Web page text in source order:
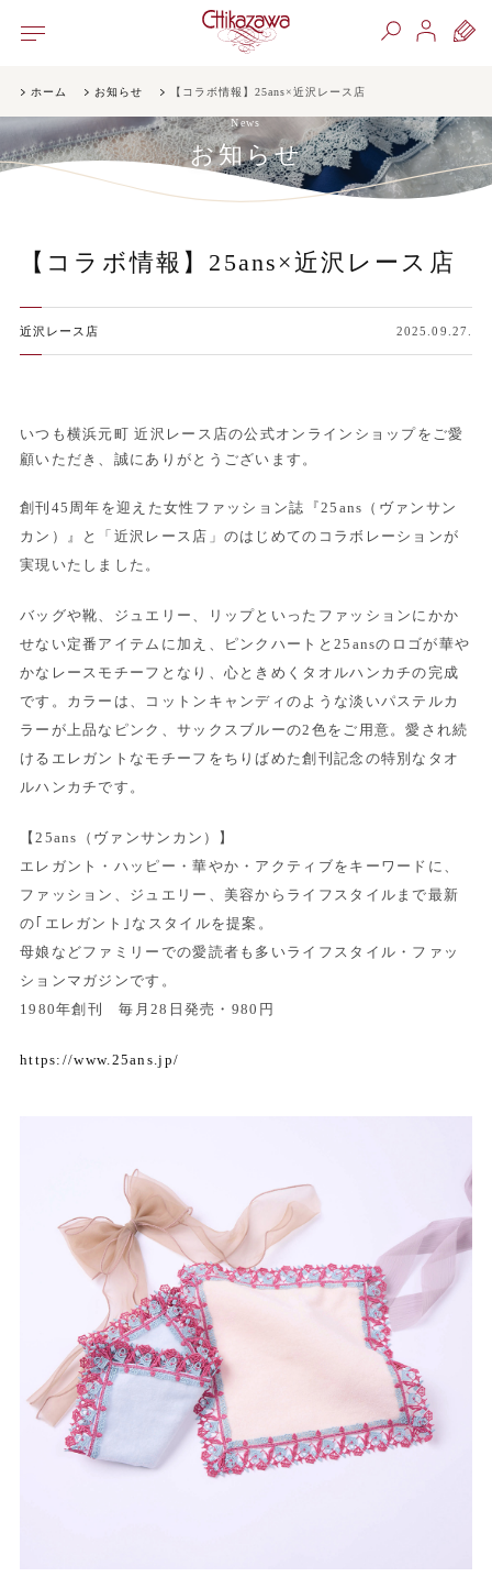
ホーム お知らせ 【コラボ情報】25ans×近沢レース店
News
お知らせ
【コラボ情報】25ans×近沢レース店
近沢レース店 2025.09.27.
いつも横浜元町 近沢レース店の公式オンラインショップをご愛
顧いただき、誠にありがとうございます。
創刊45周年を迎えた女性ファッション誌『25ans（ヴァンサン
カン）』と「近沢レース店」のはじめてのコラボレーションが
実現いたしました。
バッグや靴、ジュエリー、リップといったファッションにかか
せない定番アイテムに加え、ピンクハートと25ansのロゴが華や
かなレースモチーフとなり、心ときめくタオルハンカチの完成
です。カラーは、コットンキャンディのような淡いパステルカ
ラーが上品なピンク、サックスブルーの2色をご用意。愛され続
けるエレガントなモチーフをちりばめた創刊記念の特別なタオ
ルハンカチです。
【25ans（ヴァンサンカン）】
エレガント・ハッピー・華やか・アクティブをキーワードに、
ファッション、ジュエリー、美容からライフスタイルまで最新
の｢エレガント｣なスタイルを提案。
母娘などファミリーでの愛読者も多いライフスタイル・ファッ
ションマガジンです。
1980年創刊 毎月28日発売・980円
https://www.25ans.jp/